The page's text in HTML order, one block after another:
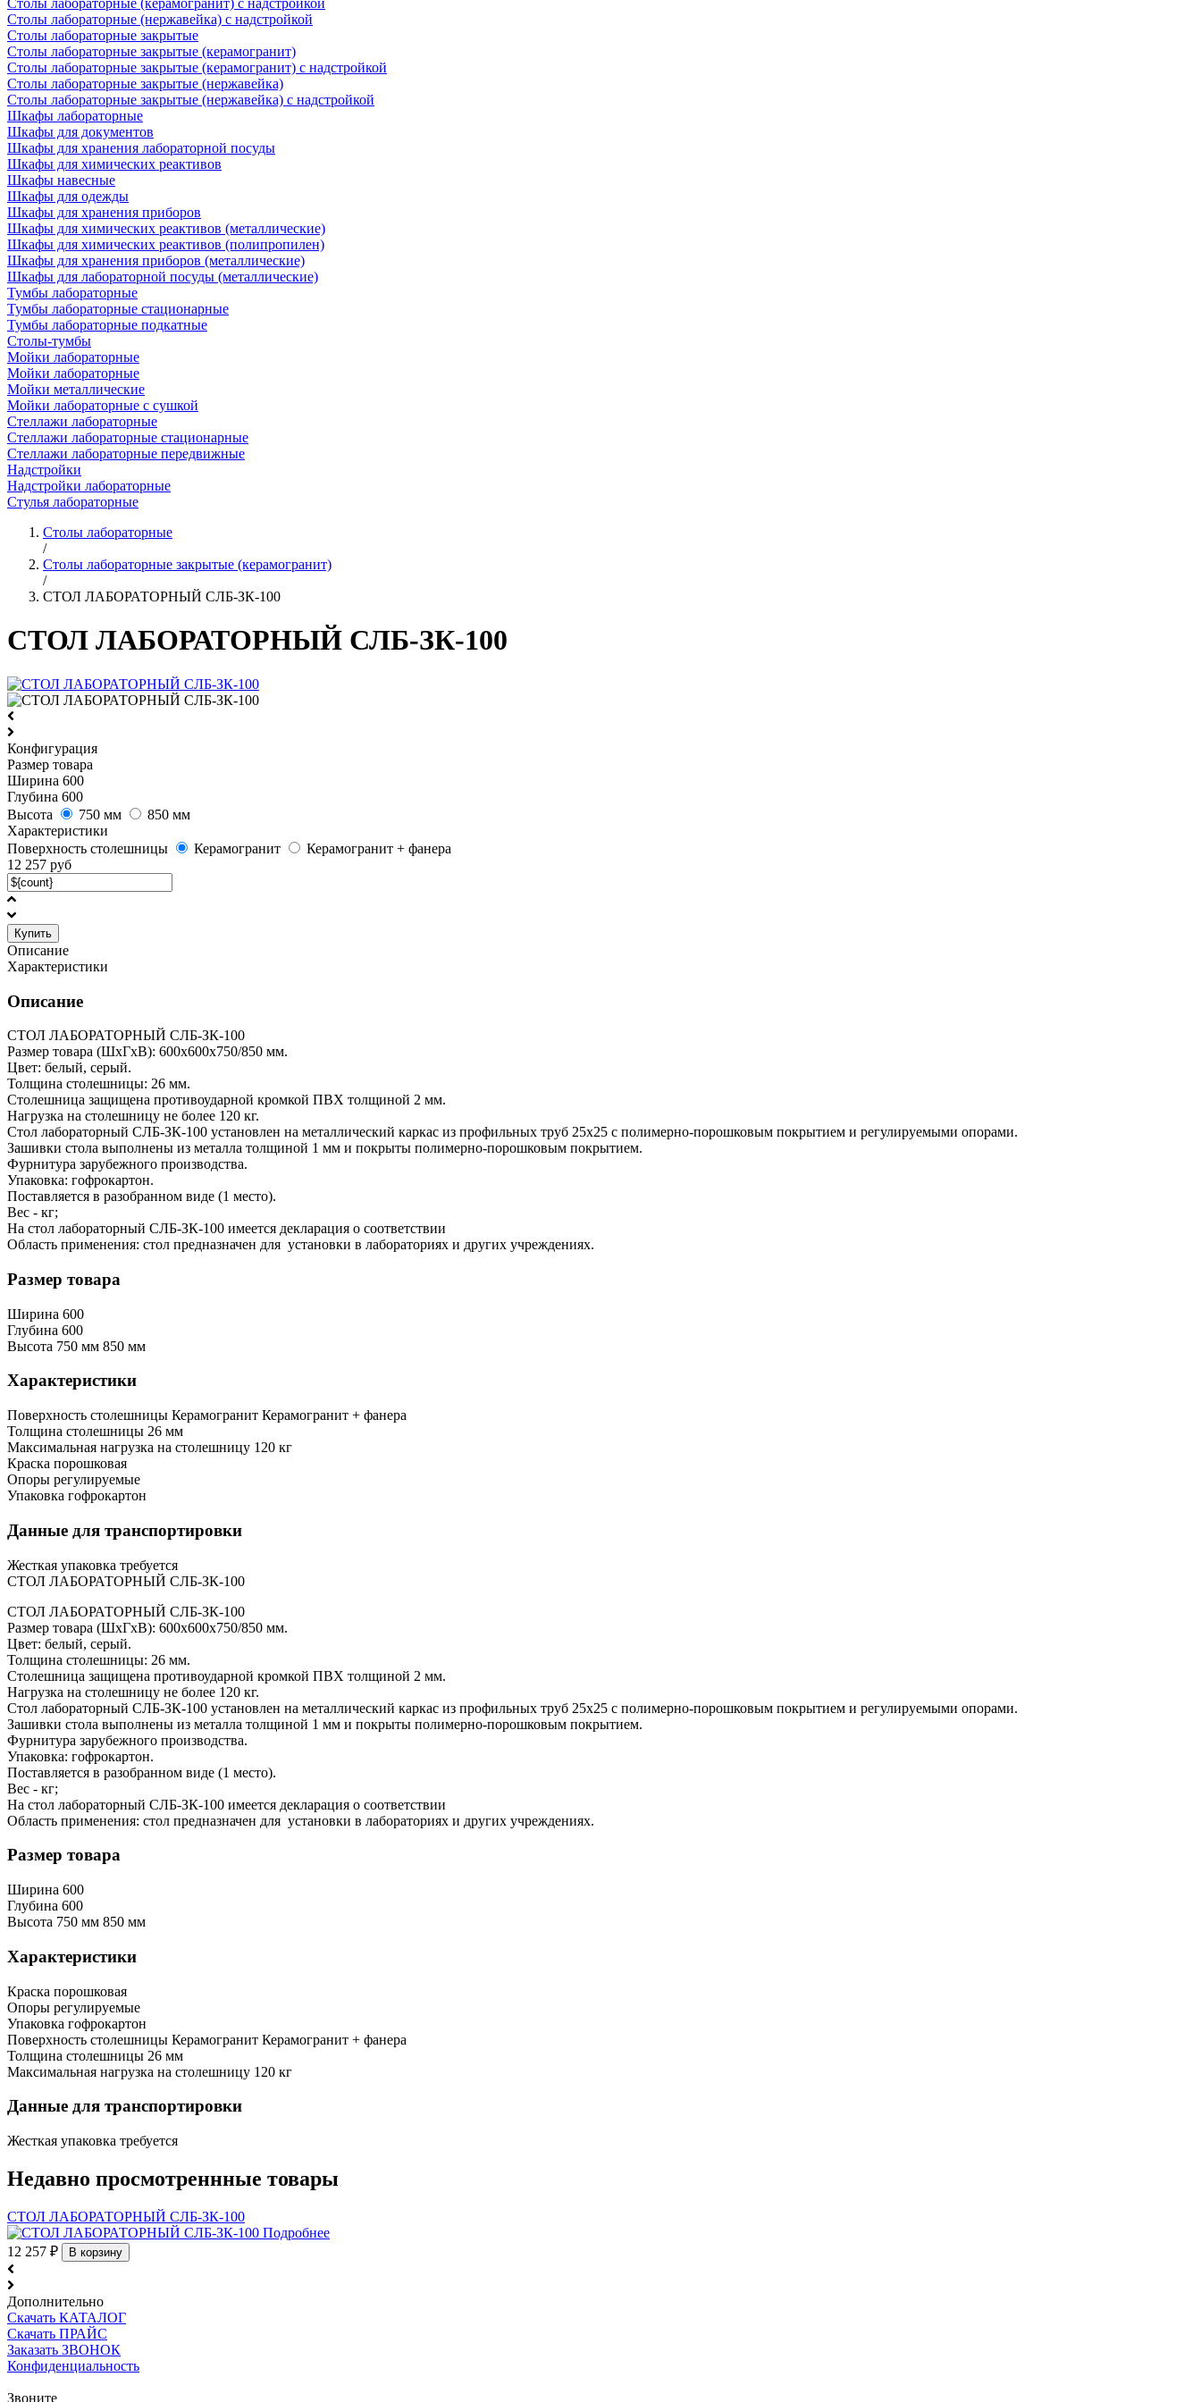
Столы лабораторные (керамогранит) с надстройкой
Столы лабораторные (нержавейка) с надстройкой
Столы лабораторные закрытые
Столы лабораторные закрытые (керамогранит)
Столы лабораторные закрытые (керамогранит) с надстройкой
Столы лабораторные закрытые (нержавейка)
Столы лабораторные закрытые (нержавейка) с надстройкой
Шкафы лабораторные
Шкафы для документов
Шкафы для хранения лабораторной посуды
Шкафы для химических реактивов
Шкафы навесные
Шкафы для одежды
Шкафы для хранения приборов
Шкафы для химических реактивов (металлические)
Шкафы для химических реактивов (полипропилен)
Шкафы для хранения приборов (металлические)
Шкафы для лабораторной посуды (металлические)
Тумбы лабораторные
Тумбы лабораторные стационарные
Тумбы лабораторные подкатные
Столы-тумбы
Мойки лабораторные
Мойки лабораторные
Мойки металлические
Мойки лабораторные с сушкой
Стеллажи лабораторные
Стеллажи лабораторные стационарные
Стеллажи лабораторные передвижные
Надстройки
Надстройки лабораторные
Стулья лабораторные
Столы лабораторные
/
Столы лабораторные закрытые (керамогранит)
/
СТОЛ ЛАБОРАТОРНЫЙ СЛБ-ЗК-100
СТОЛ ЛАБОРАТОРНЫЙ СЛБ-ЗК-100
Конфигурация
Размер товара
Ширина 600
Глубина 600
Высота
750 мм
850 мм
Характеристики
Поверхность столешницы
Керамогранит
Керамогранит + фанера
12 257 руб
Купить
Описание
Характеристики
Описание
СТОЛ ЛАБОРАТОРНЫЙ СЛБ-ЗК-100
Размер товара (ШхГхВ): 600х600х750/850 мм.
Цвет: белый, серый.
Толщина столешницы: 26 мм.
Столешница защищена противоударной кромкой ПВХ толщиной 2 мм.
Нагрузка на столешницу не более 120 кг.
Стол лабораторный CЛБ-ЗК-100 установлен на металлический каркас из профильных труб 25х25 с полимерно-порошковым покрытием и регулируемыми опорами.
Зашивки стола выполнены из металла толщиной 1 мм и покрыты полимерно-порошковым покрытием.
Фурнитура зарубежного производства.
Упаковка: гофрокартон.
Поставляется в разобранном виде (1 место).
Вес - кг;
На стол лабораторный CЛБ-ЗК-100 имеется декларация о соответствии
Область применения: стол предназначен для установки в лабораториях и других учреждениях.
Размер товара
Ширина 600
Глубина 600
Высота 750 мм 850 мм
Характеристики
Поверхность столешницы Керамогранит Керамогранит + фанера
Толщина столешницы 26 мм
Максимальная нагрузка на столешницу 120 кг
Краска порошковая
Опоры регулируемые
Упаковка гофрокартон
Данные для транспортировки
Жесткая упаковка требуется
СТОЛ ЛАБОРАТОРНЫЙ СЛБ-ЗК-100
СТОЛ ЛАБОРАТОРНЫЙ СЛБ-ЗК-100
Размер товара (ШхГхВ): 600х600х750/850 мм.
Цвет: белый, серый.
Толщина столешницы: 26 мм.
Столешница защищена противоударной кромкой ПВХ толщиной 2 мм.
Нагрузка на столешницу не более 120 кг.
Стол лабораторный CЛБ-ЗК-100 установлен на металлический каркас из профильных труб 25х25 с полимерно-порошковым покрытием и регулируемыми опорами.
Зашивки стола выполнены из металла толщиной 1 мм и покрыты полимерно-порошковым покрытием.
Фурнитура зарубежного производства.
Упаковка: гофрокартон.
Поставляется в разобранном виде (1 место).
Вес - кг;
На стол лабораторный CЛБ-ЗК-100 имеется декларация о соответствии
Область применения: стол предназначен для установки в лабораториях и других учреждениях.
Размер товара
Ширина 600
Глубина 600
Высота 750 мм 850 мм
Характеристики
Краска порошковая
Опоры регулируемые
Упаковка гофрокартон
Поверхность столешницы Керамогранит Керамогранит + фанера
Толщина столешницы 26 мм
Максимальная нагрузка на столешницу 120 кг
Данные для транспортировки
Жесткая упаковка требуется
Недавно просмотреннные товары
СТОЛ ЛАБОРАТОРНЫЙ СЛБ-ЗК-100
Подробнее
12 257 ₽ В корзину
Дополнительно
Скачать КАТАЛОГ
Скачать ПРАЙС
Заказать ЗВОНОК
Конфиденциальность
Звоните